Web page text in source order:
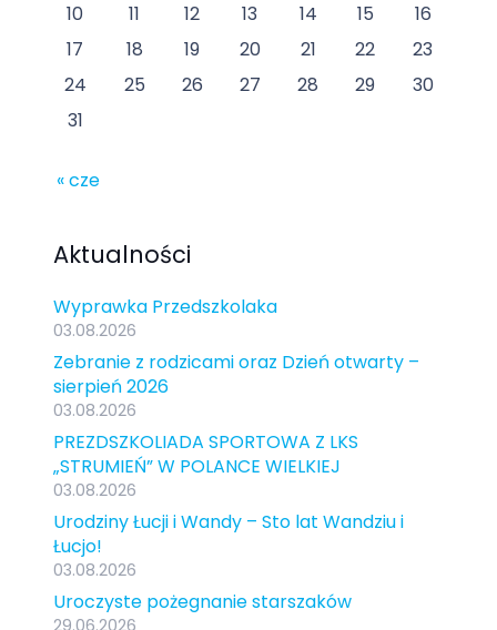
10
11 12 13 14 15
16
17
18 19 20 21 22
23
24
25 26 27 28 29
30
31
« cze
Aktualności
Wyprawka Przedszkolaka
03.08.2026
Zebranie z rodzicami oraz Dzień otwarty –
sierpień 2026
03.08.2026
PREZDSZKOLIADA SPORTOWA Z LKS
„STRUMIEŃ” W POLANCE WIELKIEJ
03.08.2026
Urodziny Łucji i Wandy – Sto lat Wandziu i
Łucjo!
03.08.2026
Uroczyste pożegnanie starszaków